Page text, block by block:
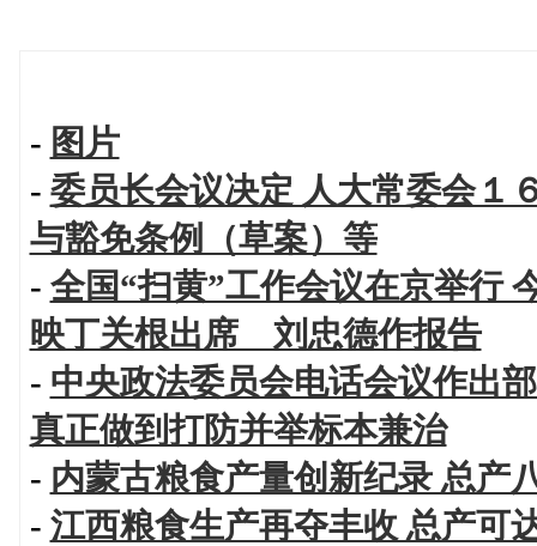
- 图片
- 委员长会议决定 人大常委会１
与豁免条例（草案）等
- 全国“扫黄”工作会议在京举行
映丁关根出席 刘忠德作报告
- 中央政法委员会电话会议作出
真正做到打防并举标本兼治
- 内蒙古粮食产量创新纪录 总产
- 江西粮食生产再夺丰收 总产可